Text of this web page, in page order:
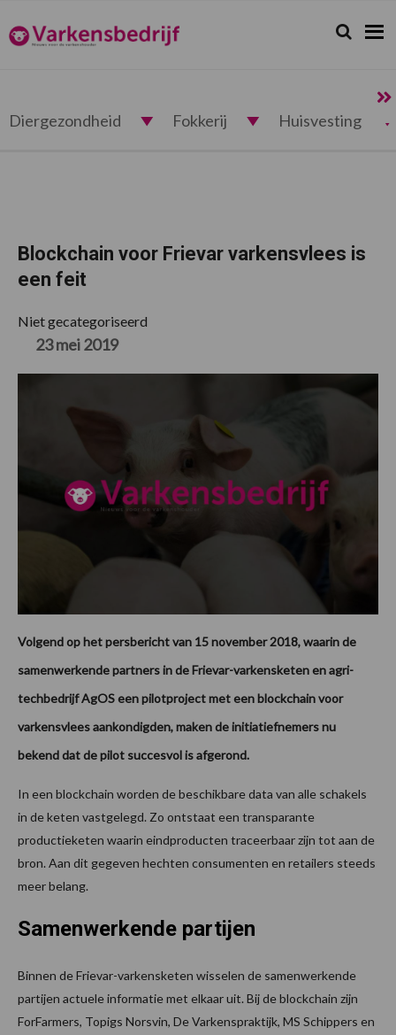
de
hoofdnavigatie
de
hoofd
de
eerste
de
voettekst
Varkensbedrijf.nl Zoeken...
Zoek
Diergezondheid Fokkerij Huisvesting
Blockchain voor Frievar varkensvlees is
een feit
Niet gecategoriseerd
23 mei 2019
Volgend op het persbericht van 15 november 2018, waarin de
samenwerkende partners in de Frievar-varkensketen en agri-
techbedrijf AgOS een pilotproject met een blockchain voor
varkensvlees aankondigden, maken de initiatiefnemers nu
bekend dat de pilot succesvol is afgerond.
In een blockchain worden de beschikbare data van alle schakels
in de keten vastgelegd. Zo ontstaat een transparante
productieketen waarin eindproducten traceerbaar zijn tot aan de
bron. Aan dit gegeven hechten consumenten en retailers steeds
meer belang.
Samenwerkende partijen
Binnen de Frievar-varkensketen wisselen de samenwerkende
partijen actuele informatie met elkaar uit. Bij de blockchain zijn
ForFarmers, Topigs Norsvin, De Varkenspraktijk, MS Schippers en